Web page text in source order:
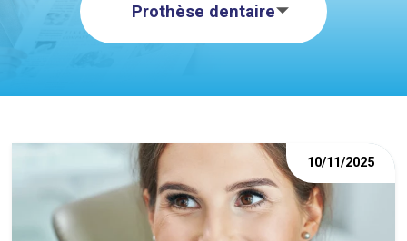
Prothèse dentaire
10/11/2025